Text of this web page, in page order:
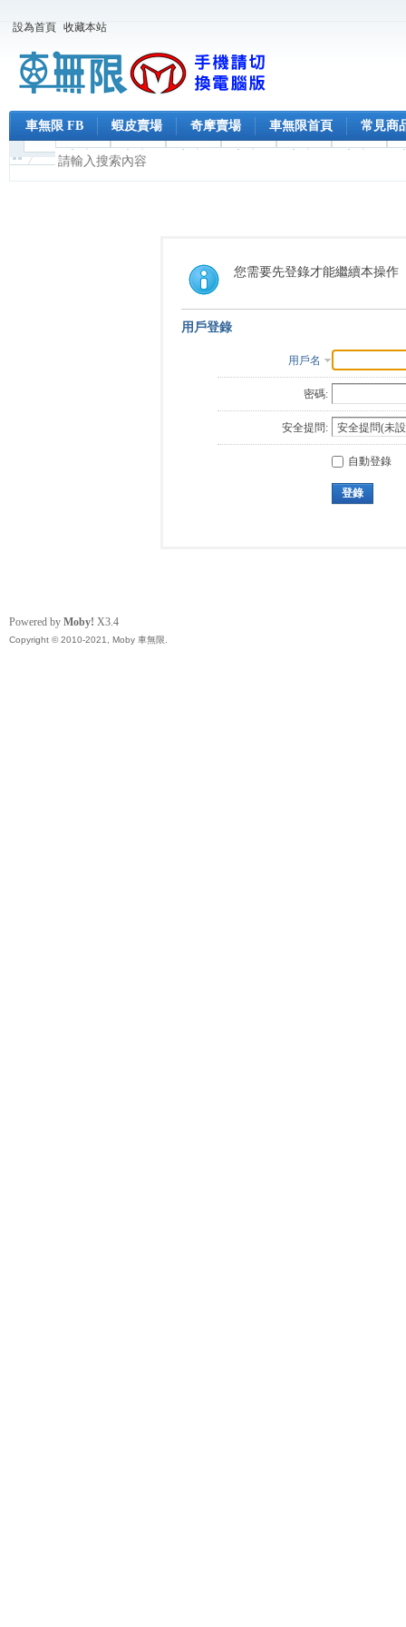
設為首頁 收藏本站
車無限 FB 蝦皮賣場 奇摩賣場 車無限首頁 常見商
您需要先登錄才能繼續本操作
用戶登錄
用戶名
密碼:
安全提問:
自動登錄
登錄
Powered by Moby! X3.4
Copyright © 2010-2021, Moby 車無限.